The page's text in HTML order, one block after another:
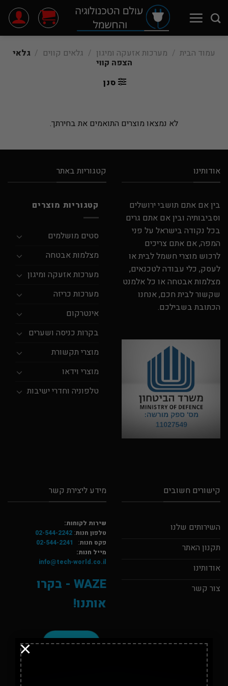
×
עמוד הבית / מערכות אזעקה ומיגון / גלאים קווים / גלאי
הצפה קווי
סנן
לא נמצאו מוצרים התואמים את בחירתך.
אודותינו
בין אם אתם תושבי ירושלים
וסביבותיה ובין אם אתם גרים
בכל נקודה בישראל על פני
המפה, אם אתם צריכים
לרכוש מוצרי חשמל לבית או
לעסק, כלי עבודה לטכנאים,
מצלמות אבטחה או כל אלמנט
שקשור לבית חכם, אנחנו
הכתובת בשבילכם.
קטגוריות באתר
קטגוריות מוצרים
סטים מושלמים
מצלמות אבטחה
מערכות אזעקה ומיגון
מערכות כריזה
אינטרקום
בקרות כניסה ושערים
מוצרי תקשורת
מוצרי וידאו
טלפוניה וחדרי ישיבות
קישורים חשובים
השירותים שלנו
תקנון האתר
אודותינו
צור קשר
מידע ליצירת קשר
שירות לקוחות:
טלפון חנות:
02-544-2242
פקס חנות:
02-544-2241
מייל חנות:
info@tech-world.co.il
WAZE - בקרו
אותנו!